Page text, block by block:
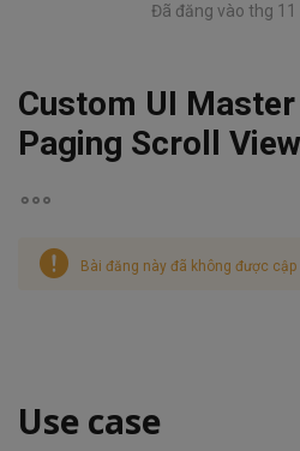
Đã đăng vào thg 11
Custom UI
Paging Scroll View
Bài đăng này đã không được
Use case